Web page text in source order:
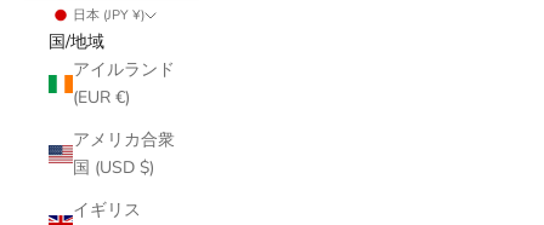
日本 (JPY ¥)
国/地域
アイルランド
(EUR €)
アメリカ合衆
国 (USD $)
イギリス